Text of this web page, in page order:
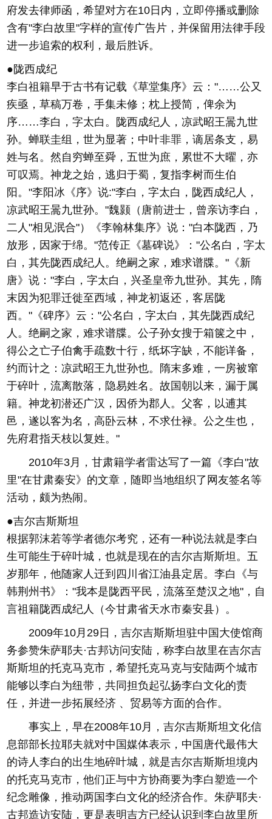
府发去律师函，希望对方在10日内，立即停播或删除
含有"李白故里"字样的宣传广告片，并保留用法律手段
进一步追索的权利，最后胜诉。
●陇西成纪
李白祖籍早于古书有记载《草堂集序》云："……公又
疾亟，草稿万卷，手集未修；枕上授简，俾余为
序……李白，字太白。陇西成纪人，凉武昭王暠九世
孙。蝉联圭组，世为显著；中叶非罪，谪居条支，易
姓与名。然自穷蝉至舜，五世为庶，累世不大曜，亦
可叹焉。神龙之始，逃归于蜀，复指李树而生伯
阳。"李阳冰《序》说:"李白，字太白，陇西成纪人，
凉武昭王暠九世孙。"魏颢（唐前进士，曾亲访李白，
二人"相见泯合"）《李翰林集序》说："白本陇西，乃
放形，因家于绵。"范传正《墓碑说》："公名白，字太
白，其先陇西成纪人。绝嗣之家，难求谱牒。"《新
唐》说："李白，字太白，兴圣皇帝九世孙。其先，隋
末因为犯罪迁徙至西域，神龙初返还，客居陇
西。"《碑序》云："公名白，字太白，其先陇西成纪
人。绝嗣之家，难求谱牒。公子孙女搜于箱箧之中，
得公之亡子伯禽手疏数十行，纸坏字缺，不能详备，
约而计之：凉武昭王九世孙也。隋末多难，一房被窜
于碎叶，流离散落，隐易姓名。故国朝以来，漏于属
籍。神龙初潜还广汉，因侨为郡人。父客，以逋其
邑，遂以客为名，高卧云林，不求仕禄。公之生也，
先府君指天枝以复姓。"
2010年3月，甘肃籍学者雷达写了一篇《李白"故
里"在甘肃秦安》的文章，随即当地组织了网友签名等
活动，颇为热闹。
●吉尔吉斯斯坦
根据郭沫若等学者德尔考究，还有一种说法就是李白
生可能生于碎叶城，也就是现在的吉尔吉斯斯坦。五
岁那年，他随家人迁到四川省江油县定居。李白《与
韩荆州书》："我本是陇西平民，流落至楚汉之地"，自
言祖籍陇西成纪人（今甘肃省天水市秦安县）。
2009年10月29日，吉尔吉斯斯坦驻中国大使馆商
务参赞朱萨耶夫·古邦访问安陆，称李白故里在吉尔吉
斯斯坦的托克马克市，希望托克马克与安陆两个城市
能够以李白为纽带，共同担负起弘扬李白文化的责
任，并进一步拓展经济 、贸易等方面的合作。
事实上，早在2008年10月，吉尔吉斯斯坦文化信
息部部长拉耶夫就对中国媒体表示，中国唐代最伟大
的诗人李白的出生地碎叶城，就是吉尔吉斯斯坦境内
的托克马克市，他们正与中方协商要为李白塑造一个
纪念雕像，推动两国李白文化的经济合作。朱萨耶夫·
古邦造访安陆，更是表明吉方已经认识到李白故里所